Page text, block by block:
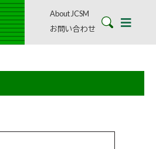
About JCSM
お問い合わせ